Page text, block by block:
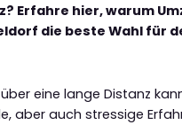
Erfahre hier, warum
die beste Wahl für
über eine lange Distanz
aber auch stressige